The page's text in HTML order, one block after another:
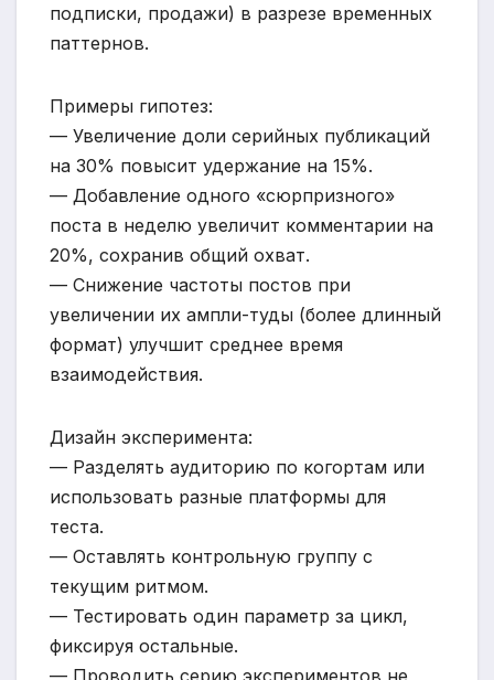
подписки, продажи) в разрезе временных
паттернов.
Примеры гипотез:
— Увеличение доли серийных публикаций
на 30% повысит удержание на 15%.
— Добавление одного «сюрпризного»
поста в неделю увеличит комментарии на
20%, сохранив общий охват.
— Снижение частоты постов при
увеличении их ампли-туды (более длинный
формат) улучшит среднее время
взаимодействия.
Дизайн эксперимента:
— Разделять аудиторию по когортам или
использовать разные платформы для
теста.
— Оставлять контрольную группу с
текущим ритмом.
— Тестировать один параметр за цикл,
фиксируя остальные.
— Проводить серию экспериментов не